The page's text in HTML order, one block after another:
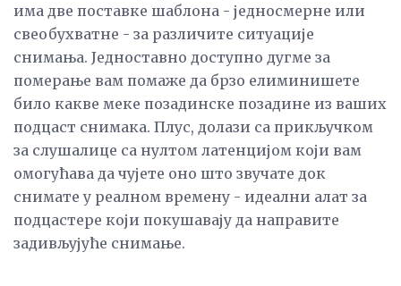
има две поставке шаблона - једносмерне или
свеобухватне - за различите ситуације
снимања. Једноставно доступно дугме за
померање вам помаже да брзо елиминишете
било какве меке позадинске позадине из ваших
подцаст снимака. Плус, долази са прикључком
за слушалице са нултом латенцијом који вам
омогућава да чујете оно што звучате док
снимате у реалном времену - идеални алат за
подцастере који покушавају да направите
задивљујуће снимање.